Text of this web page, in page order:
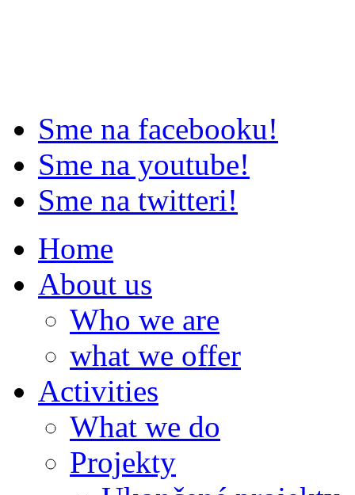
Sme na facebooku!
Sme na youtube!
Sme na twitteri!
Home
About us
Who we are
what we offer
Activities
What we do
Projekty